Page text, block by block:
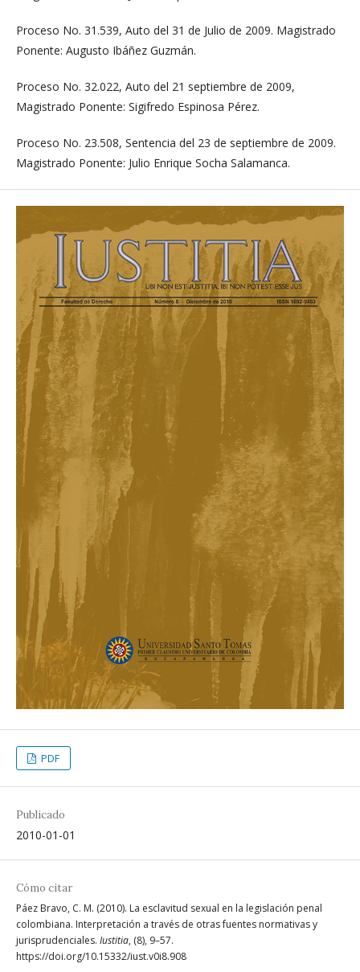
Proceso No. 31.539, Auto del 31 de Julio de 2009. Magistrado
Ponente: Augusto Ibáñez Guzmán.
Proceso No. 32.022, Auto del 21 septiembre de 2009,
Magistrado Ponente: Sigifredo Espinosa Pérez.
Proceso No. 23.508, Sentencia del 23 de septiembre de 2009.
Magistrado Ponente: Julio Enrique Socha Salamanca.
PDF
Publicado
2010-01-01
Cómo citar
Páez Bravo, C. M. (2010). La esclavitud sexual en la legislación penal
colombiana. Interpretación a través de otras fuentes normativas y
jurisprudenciales. Iustitia, (8), 9–57.
https://doi.org/10.15332/iust.v0i8.908